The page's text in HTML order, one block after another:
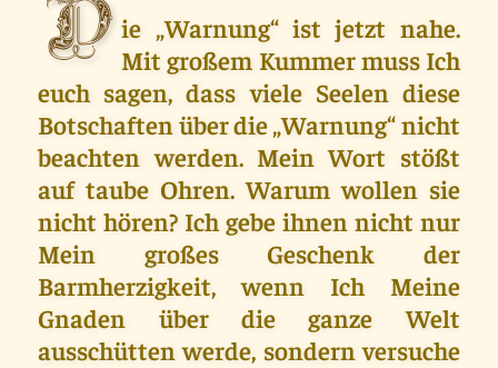
D ie „Warnung“ ist jetzt nahe.
Mit großem Kummer muss Ich
euch sagen, dass viele Seelen diese
Botschaften über die „Warnung“ nicht
beachten werden. Mein Wort stößt
auf taube Ohren. Warum wollen sie
nicht hören? Ich gebe ihnen nicht nur
Mein großes Geschenk der
Barmherzigkeit, wenn Ich Meine
Gnaden über die ganze Welt
ausschütten werde, sondern versuche